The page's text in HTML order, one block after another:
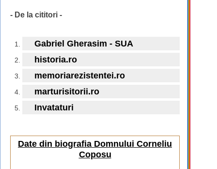
- De la cititori -
Gabriel Gherasim - SUA
historia.ro
memoriarezistentei.ro
marturisitorii.ro
Invataturi
Date din biografia Domnului Corneliu
Coposu